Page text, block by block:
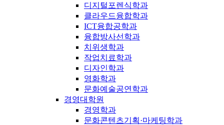
디지털포렌식학과
클라우드융합학과
ICT융합공학과
융합방사선학과
치위생학과
작업치료학과
디자인학과
영화학과
문화예술공연학과
경영대학원
경영학과
문화콘텐츠기획·마케팅학과